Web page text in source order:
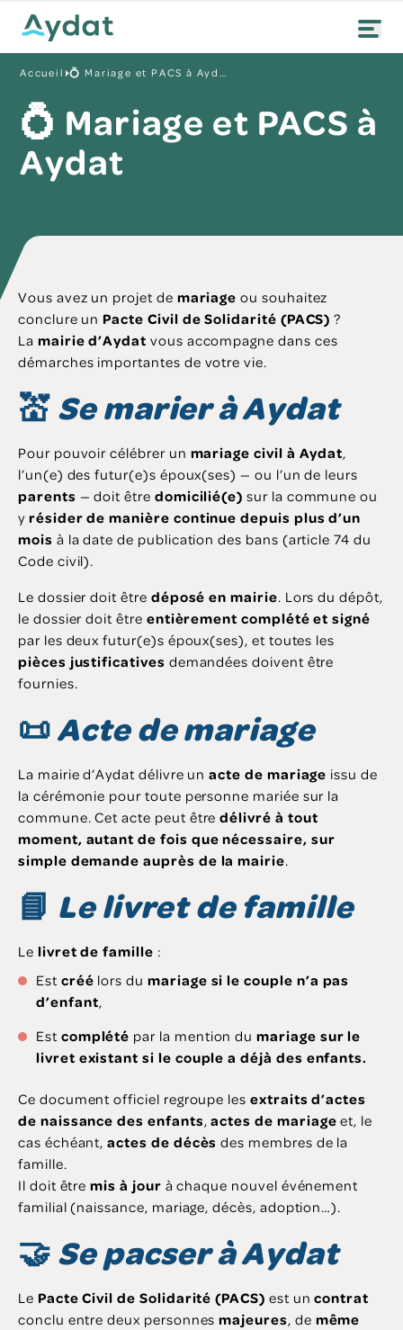
Accueil 💍 Mariage et PACS à Aydat
💍 Mariage et PACS à
Aydat
Vous avez un projet de mariage ou souhaitez
conclure un Pacte Civil de Solidarité (PACS) ?
La mairie d’Aydat vous accompagne dans ces
démarches importantes de votre vie.
💒Se marier à Aydat
Pour pouvoir célébrer un mariage civil à Aydat,
l’un(e) des futur(e)s époux(ses) — ou l’un de leurs
parents — doit être domicilié(e) sur la commune ou
y résider de manière continue depuis plus d’un
mois à la date de publication des bans (article 74 du
Code civil).
Le dossier doit être déposé en mairie. Lors du dépôt,
le dossier doit être entièrement complété et signé
par les deux futur(e)s époux(ses), et toutes les
pièces justificatives demandées doivent être
fournies.
📜Acte de mariage
La mairie d’Aydat délivre unacte de mariage issu de
la cérémonie pour toute personne mariée sur la
commune. Cet acte peut êtredélivré à tout
moment, autant de fois que nécessaire, sur
simple demande auprès de la mairie.
📘 Le livret de famille
Le livret de famille :
Est créé lors du mariage si le couple n’a pas
d’enfant,
Est complété par la mention dumariage sur le
livret existant si le couple a déjà des enfants.
Ce document officiel regroupe les extraits d’actes
de naissance des enfants,actes de mariage et, le
cas échéant,actes de décès des membres de la
famille.
Il doit êtremis à jour à chaque nouvel événement
familial (naissance, mariage, décès, adoption…).
🤝Se pacser à Aydat
Le Pacte Civil de Solidarité (PACS) est uncontrat
conclu entre deux personnesmajeures, de même